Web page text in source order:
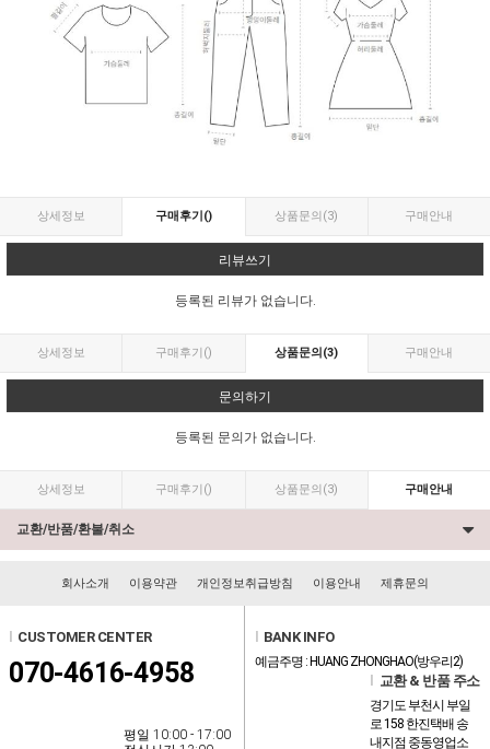
상세정보 구매후기 () 상품문의 (3) 구매안내
리뷰쓰기
등록된 리뷰가 없습니다.
상세정보 구매후기 () 상품문의 (3) 구매안내
문의하기
등록된 문의가 없습니다.
상세정보 구매후기 () 상품문의 (3) 구매안내
교환/반품/환불/취소
회사소개 이용약관 개인정보취급방침 이용안내 제휴문의
CUSTOMER CENTER
070-4616-4958
평일 10:00 - 17:00
BANK INFO
예금주명 : HUANG ZHONGHAO(방우리2)
교환 & 반품 주소
경기도 부천시 부일
로 158 한진택배 송
내지점 중동영업소